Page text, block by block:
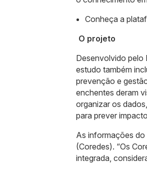
Conheça a
O projeto
Desenvolvido pelo
estudo também
prevenção e
enchentes deram
organizar os
para prever
As informações do
(Coredes). “Os
integrada,